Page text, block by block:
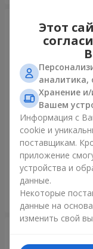
11 желтых смайлов
красных сердец
Заказать
Этот
аналитика,
Хранение
Вашем
Информация с
cookie и
поставщикам.
приложение
устройства и
данные.
Некоторые
данные на
изменить свой